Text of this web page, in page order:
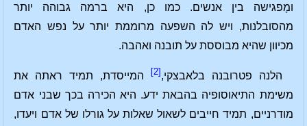
ומָפגישה בין אנשים. כמו כן, היא ברמה גבוהה יותר
מהסובלנות, ויש לה השפעה מרוממת יותר על נפש האדם
מכיוון שהיא מבוססת על תובנה ואהבה.
הלנה פטרובנה בלאבצקי, [2]
המייסדת, תמיד ראתה את
משימת התיאוסופיה בהבאת ידע. היא הכירה בכך שבני אדם
מודרניים, תמיד חייבים לשאול שאלות על גורלו של אדם ויעדו,